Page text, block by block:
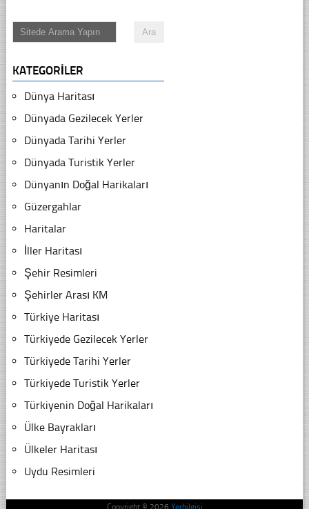
KATEGORILER
Dünya Haritası
Dünyada Gezilecek Yerler
Dünyada Tarihi Yerler
Dünyada Turistik Yerler
Dünyanın Doğal Harikaları
Güzergahlar
Haritalar
İller Haritası
Şehir Resimleri
Şehirler Arası KM
Türkiye Haritası
Türkiyede Gezilecek Yerler
Türkiyede Tarihi Yerler
Türkiyede Turistik Yerler
Türkiyenin Doğal Harikaları
Ülke Bayrakları
Ülkeler Haritası
Uydu Resimleri